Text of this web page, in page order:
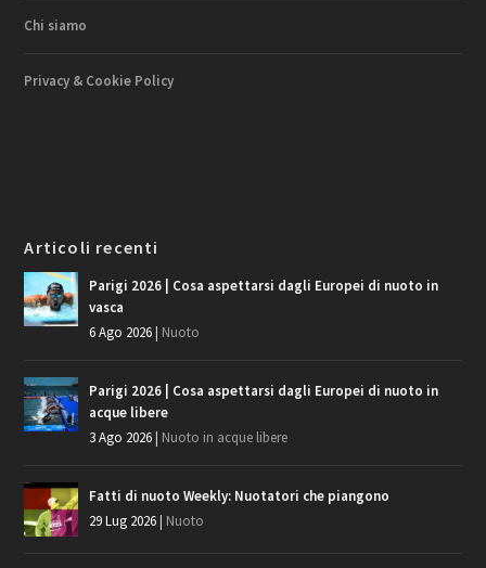
Chi siamo
Privacy & Cookie Policy
Articoli recenti
Parigi 2026 | Cosa aspettarsi dagli Europei di nuoto in
vasca
6 Ago 2026| Nuoto
Parigi 2026 | Cosa aspettarsi dagli Europei di nuoto in
acque libere
3 Ago 2026| Nuoto in acque libere
Fatti di nuoto Weekly: Nuotatori che piangono
29 Lug 2026| Nuoto